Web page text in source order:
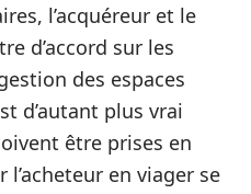
l’acquéreur et le
d’accord sur les
des espaces
d’autant plus vrai
être prises en
l’acheteur en viager se